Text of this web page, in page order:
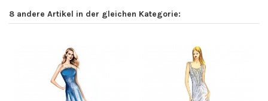
8 andere Artikel in der gleichen Kategorie: